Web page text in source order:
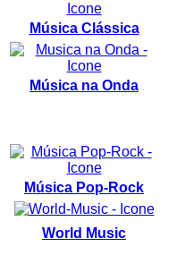
Música Clássica
Música na Onda
Música Pop-Rock
World Music